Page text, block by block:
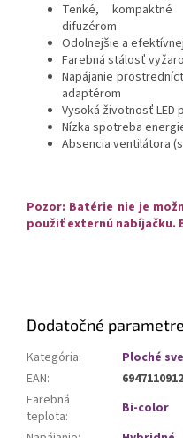
Tenké,
difuzérom
Odolnejšie a
Farebná stálosť
Napájanie
adaptérom
Vysoká životnosť LED
Nízka spotreba
Absencia ventilátora
Pozor: Batérie nie je
použiť externú nabíjačku.
Dodatočné parametre
Kategória:
Ploché
EAN:
Farebná
teplota:
Bi-color